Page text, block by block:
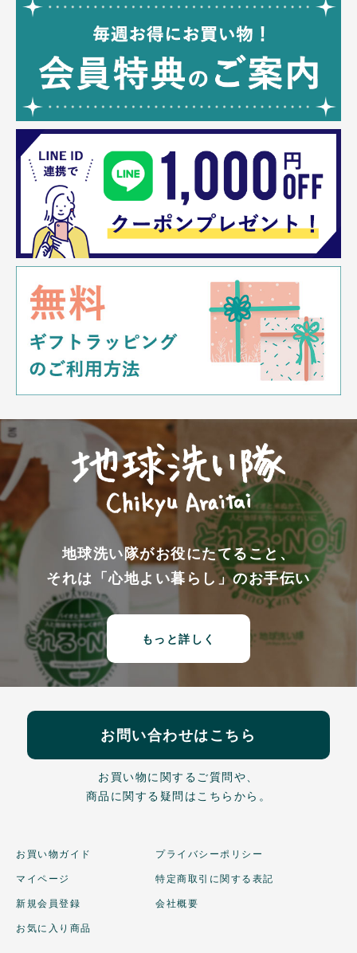
地球洗い隊がお役にたてること、
それは「心地よい暮らし」のお手伝い
もっと詳しく
お問い合わせはこちら
お買い物に関するご質問や、
商品に関する疑問はこちらから。
お買い物ガイド
マイページ
新規会員登録
お気に入り商品
プライバシーポリシー
特定商取引に関する表記
会社概要